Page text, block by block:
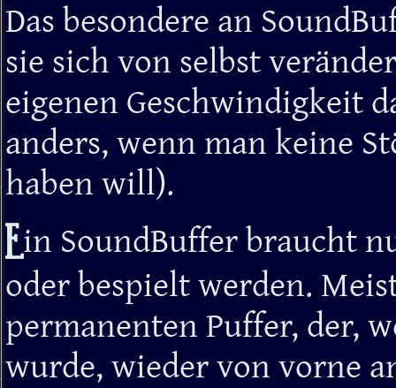
Das besondere an
sie sich von selbst
eigenen Geschwindigkeit
anders, wenn man keine
haben will).
Ein SoundBuffer braucht
oder bespielt werden.
permanenten Puffer, der,
wurde, wieder von vorne